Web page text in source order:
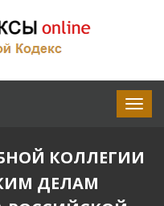
КОЛЛЕГИИ
ДЕЛАМ